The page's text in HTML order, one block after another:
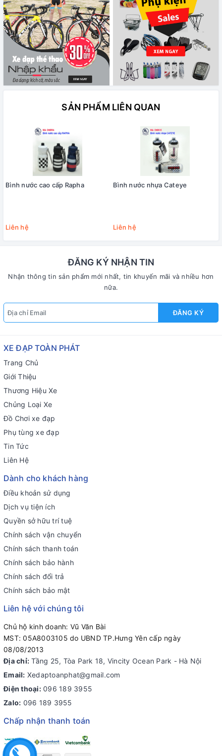
SẢN PHẨM LIÊN QUAN
Bình nước cao cấp Rapha
Liên hệ
Bình nước nhựa Cateye
Liên hệ
ĐĂNG KÝ NHẬN TIN
Nhận thông tin sản phẩm mới nhất, tin khuyến mãi và nhiều hơn
nữa.
ĐĂNG KÝ
XE ĐẠP TOÀN PHÁT
Trang Chủ
Giới Thiệu
Thương Hiệu Xe
Chủng Loại Xe
Đồ Chơi xe đạp
Phụ tùng xe đạp
Tin Tức
Liên Hệ
Dành cho khách hàng
Điều khoản sử dụng
Dịch vụ tiện ích
Quyền sở hữu trí tuệ
Chính sách vận chuyển
Chính sách thanh toán
Chính sách bảo hành
Chính sách đổi trả
Chính sách bảo mật
Liên hệ với chúng tôi
Chủ hộ kinh doanh: Vũ Văn Bài
MST: 05A8003105 do UBND TP.Hưng Yên cấp ngày
08/08/2013
Địa chỉ: Tầng 25, Tòa Park 18, Vincity Ocean Park - Hà Nội
Email: Xedaptoanphat@gmail.com
Điện thoại: 096 189 3955
Zalo: 096 189 3955
Chấp nhận thanh toán